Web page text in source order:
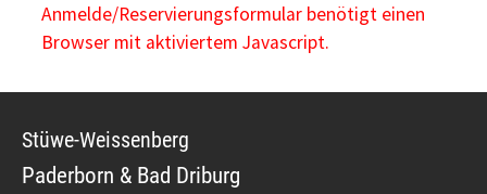
Anmelde/Reservierungsformular benötigt einen
Browser mit aktiviertem Javascript.
Stüwe-Weissenberg
Paderborn & Bad Driburg